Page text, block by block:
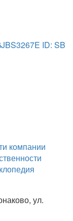
ID: SB
компании
ул.